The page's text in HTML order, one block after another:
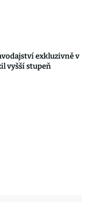
exkluzivně v
vyšší stupeň